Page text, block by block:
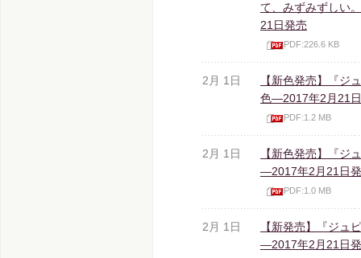
て、みずみずしい
21日発売
PDF:226.6 KB
2月 1日
【新色発売】『ジ
色―2017年2月21
PDF:1.2 MB
2月 1日
【新色発売】『ジ
―2017年2月21日
PDF:1.0 MB
2月 1日
【新発売】『ジュ
―2017年2月21日